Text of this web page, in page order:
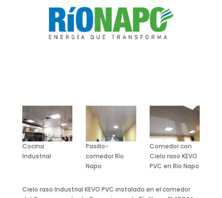
Cocina
Industrial
Pasillo-
comedor Río
Napo
Comedor con
Cielo raso KEVO
PVC en Río Napo
Cielo raso Industrial KEVO PVC instalado en el comedor